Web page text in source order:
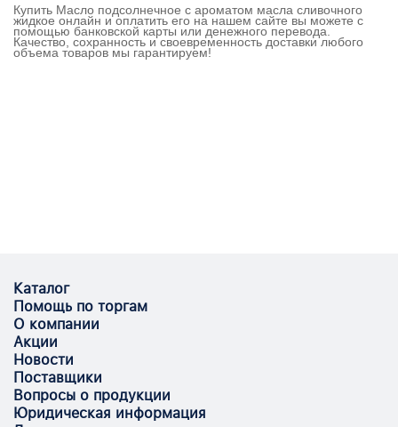
Купить Масло подсолнечное с ароматом масла сливочного
жидкое онлайн и оплатить его на нашем сайте вы можете с
помощью банковской карты или денежного перевода.
Качество, сохранность и своевременность доставки любого
объема товаров мы гарантируем!
Каталог
Помощь по торгам
О компании
Акции
Новости
Поставщики
Вопросы о продукции
Юридическая информация